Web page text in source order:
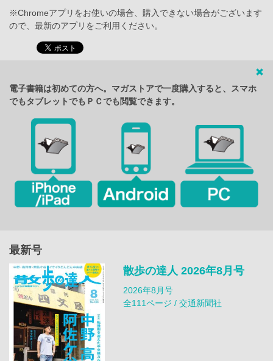
※Chromeアプリをお使いの場合、購入できない場合がございます
ので、最新のアプリをご利用ください。
電子書籍は初めての方へ。マガストアで一度購入すると、スマホ
でもタブレットでもＰＣでも閲覧できます。
最新号
散歩の達人 2026年8月号
2026年8月号
全111ページ / 交通新聞社